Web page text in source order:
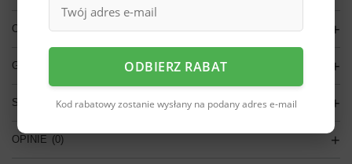
OPIS
GŁÓWNE PARAMETRY
SZCZEGÓŁOWE DANE
OPINIE (0)
ODBIERZ RABAT
Kod rabatowy zostanie wysłany na podany adres e-mail